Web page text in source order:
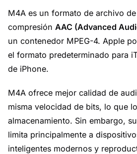
M4A es un formato de archivo
compresión AAC (Advanced
un contenedor MPEG-4. Apple
el formato predeterminado para
de iPhone.
M4A ofrece mejor calidad de
misma velocidad de bits, lo que
almacenamiento. Sin embargo,
limita principalmente a
inteligentes modernos y